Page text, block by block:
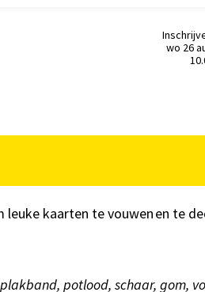
wo 26
kaarten te vouwen en te
potlood, schaar, gom,